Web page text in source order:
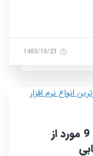
سي آر ام بازاريابي چيست؟، معرفي 9 مورد از